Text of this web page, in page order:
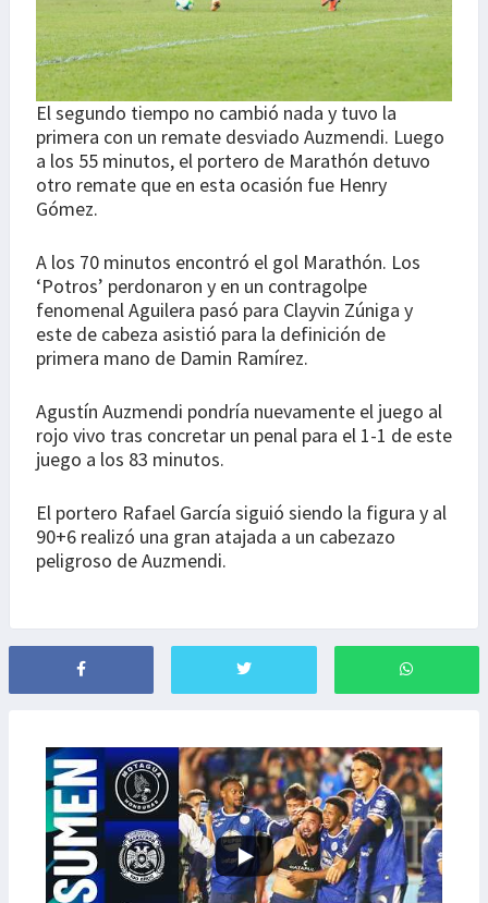
El segundo tiempo no cambió nada y tuvo la
primera con un remate desviado Auzmendi. Luego
a los 55 minutos, el portero de Marathón detuvo
otro remate que en esta ocasión fue Henry
Gómez.
A los 70 minutos encontró el gol Marathón. Los
‘Potros’ perdonaron y en un contragolpe
fenomenal Aguilera pasó para Clayvin Zúniga y
este de cabeza asistió para la definición de
primera mano de Damin Ramírez.
Agustín Auzmendi pondría nuevamente el juego al
rojo vivo tras concretar un penal para el 1-1 de este
juego a los 83 minutos.
El portero Rafael García siguió siendo la figura y al
90+6 realizó una gran atajada a un cabezazo
peligroso de Auzmendi.